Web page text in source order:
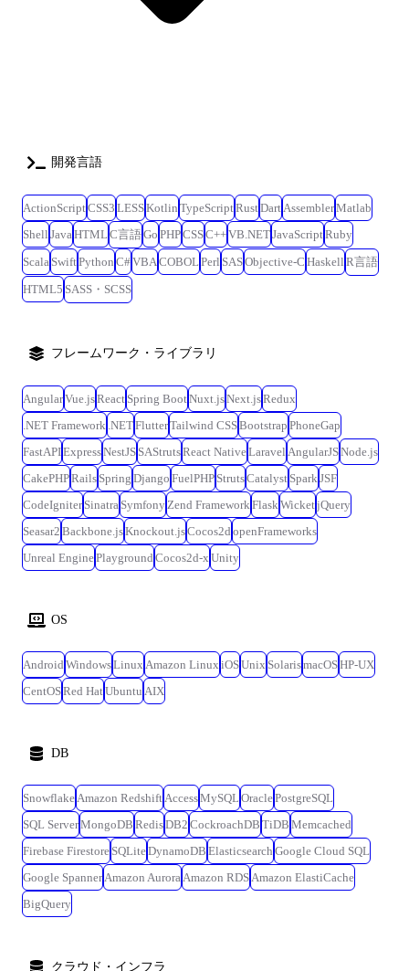
開発言語
ActionScriptCSS3 LESSKotlin TypeScriptRustDartAssemblerMatlab
Shell JavaHTML C言語Go PHPCSSC++VB.NETJavaScriptRuby
Scala SwiftPython C#VBACOBOL Perl SASObjective-C Haskell R言語
HTML5 SASS・SCSS
フレームワーク・ライブラリ
AngularVue.jsReact Spring BootNuxt.jsNext.jsRedux
.NET Framework .NETFlutterTailwind CSSBootstrap PhoneGap
FastAPIExpressNestJS SAStrutsReact NativeLaravel AngularJSNode.js
CakePHPRails Spring Django FuelPHP StrutsCatalyst SparkJSF
CodeIgniter Sinatra SymfonyZend FrameworkFlaskWicketjQuery
Seasar2 Backbone.jsKnockout.jsCocos2d openFrameworks
Unreal EnginePlayground Cocos2d-x Unity
OS
Android WindowsLinux Amazon Linux iOSUnix SolarismacOSHP-UX
CentOSRed HatUbuntu AIX
DB
SnowflakeAmazon RedshiftAccessMySQL OraclePostgreSQL
SQL ServerMongoDB RedisDB2 CockroachDB TiDB Memcached
Firebase Firestore SQLiteDynamoDB Elasticsearch Google Cloud SQL
Google SpannerAmazon AuroraAmazon RDSAmazon ElastiCache
BigQuery
クラウド・インフラ